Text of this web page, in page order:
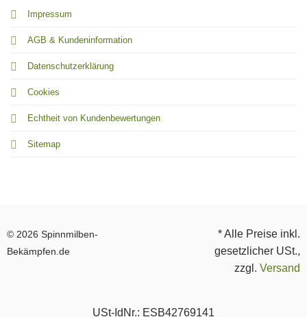
Impressum
AGB & Kundeninformation
Datenschutzerklärung
Cookies
Echtheit von Kundenbewertungen
Sitemap
© 2026 Spinnmilben-
Bekämpfen.de
USt-IdNr.: ESB42769141
* Alle Preise inkl.
gesetzlicher USt.,
zzgl.Versand